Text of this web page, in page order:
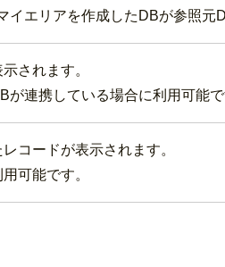
エリアを作成したDBが参照元
されます。
連携している場合に利用可能で
コードが表示されます。
可能です。